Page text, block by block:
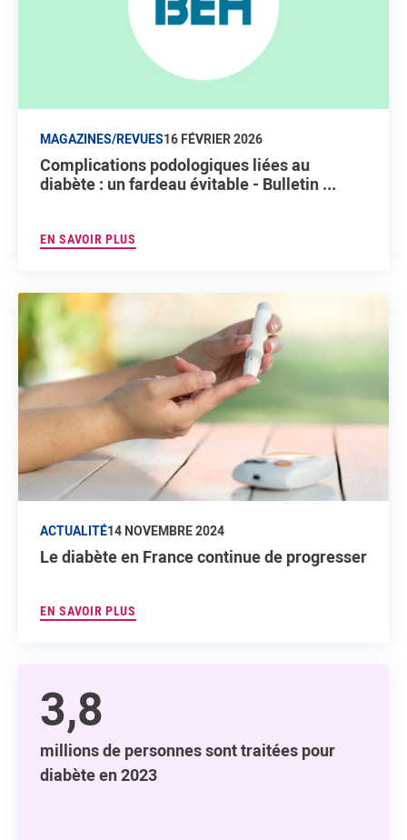
MAGAZINES/REVUES16 FÉVRIER 2026
Complications podologiques liées au
diabète : un fardeau évitable - Bulletin ...
EN SAVOIR PLUS
ACTUALITÉ14 NOVEMBRE 2024
Le diabète en France continue de progresser
EN SAVOIR PLUS
3,8
millions de personnes sont traitées pour
diabète en 2023